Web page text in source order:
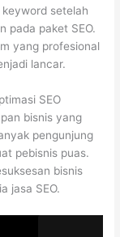
setelah
pada paket SEO.
yang profesional
lancar.
SEO
bisnis yang
pengunjung
pebisnis puas.
bisnis
jasa SEO.